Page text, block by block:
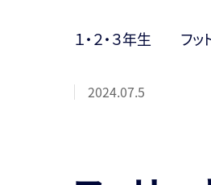
１・２・３年生 フッ
2024.07.5